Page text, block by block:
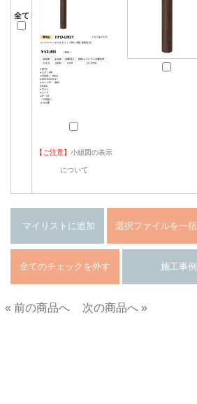
全て
【ご注意】 小組図の表示
について
« 前の商品へ
次の商品へ »